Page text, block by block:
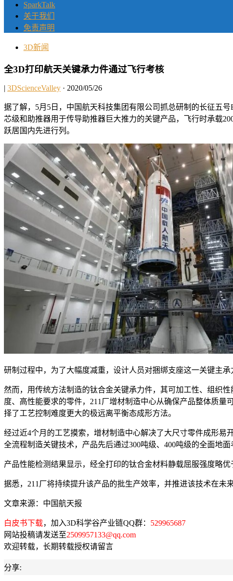
SparkTalk
关于我们
免责声明
3D新闻
全3D打印航天关键承力件通过飞行考核
| 3DScienceValley · 2020/05/26
据了解，5月5日，中国航天科技集团有限公司抓总研制的长征五
芯级和助推器用于传导助推器巨大推力的关键产品，飞行时承载
跃居国内先进行列。
研制过程中，为了大幅度减重，设计人员对捆绑支座这一关键主
然而，用传统方法制造的钛合金关键承力件，其可加工性、组织
度、高性能要求的零件，211厂增材制造中心从确保产品整体质
择了工艺控制难度更大的极远离平衡态成形方法。
经过近4个月的工艺摸索，增材制造中心解决了大尺寸零件成形易
全流程制造关键技术，产品先后通过300吨级、400吨级的全面地
产品性能检测结果显示，经全打印的钛合金材料静载屈服强度略
据悉，211厂将持续提升该产品的批生产效率，并推进该技术在未
文章来源：中国航天报
白皮书下载，加入3D科学谷产业链QQ群： 529965687
网站投稿请发送至2509957133@qq.com
欢迎转载，长期转载授权请留言
分享: